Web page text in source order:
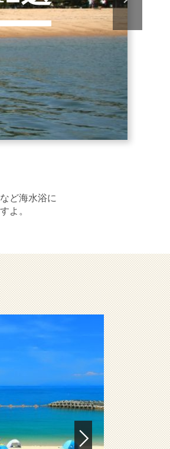
ど海水浴に
よ。